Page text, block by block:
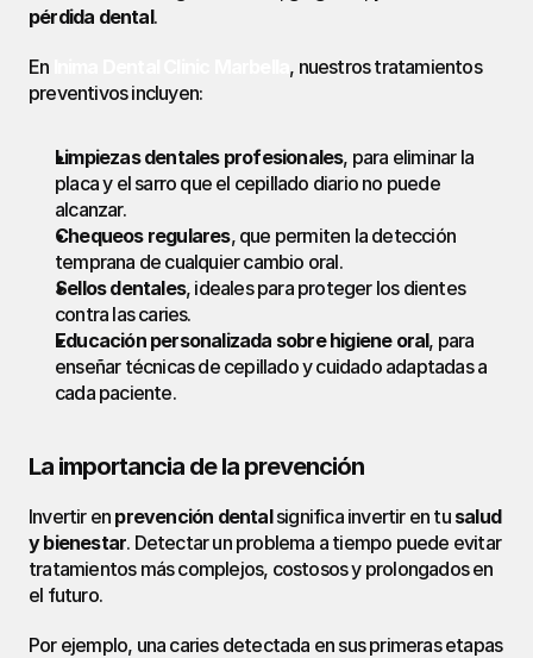
pérdida dental.
En
, nuestros tratamientos
preventivos incluyen:
Limpiezas dentales profesionales, para eliminar la
placa y el sarro que el cepillado diario no puede
alcanzar.
Chequeos regulares, que permiten la detección
temprana de cualquier cambio oral.
Sellos dentales, ideales para proteger los dientes
contra las caries.
Educación personalizada sobre higiene oral, para
enseñar técnicas de cepillado y cuidado adaptadas a
cada paciente.
La importancia de la prevención
Invertir en prevención dental significa invertir en tu salud
y bienestar. Detectar un problema a tiempo puede evitar
tratamientos más complejos, costosos y prolongados en
el futuro.
Por ejemplo, una caries detectada en sus primeras etapas